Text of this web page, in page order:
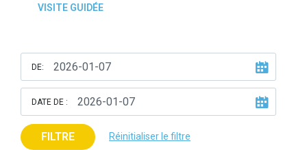
VISITE GUIDÉE
DE:
DATE DE :
FILTRE Réinitialiser le filtre